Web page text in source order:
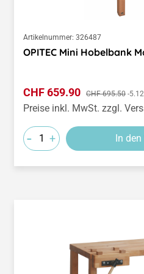
Artikelnummer: 326487
OPITEC Mini Hobelbank
Verkaufspreis:
CHF 659.90 Regulärer Preis:
CHF 695.50 -
Preise inkl. MwSt. zzgl.
- + In